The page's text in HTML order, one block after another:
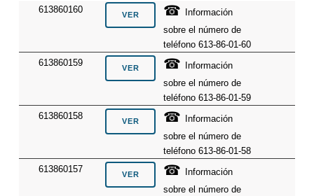
613860160
☎
Información
sobre el número de
teléfono 613-86-01-60
613860159
☎
Información
sobre el número de
teléfono 613-86-01-59
613860158
☎
Información
sobre el número de
teléfono 613-86-01-58
613860157
☎
Información
sobre el número de